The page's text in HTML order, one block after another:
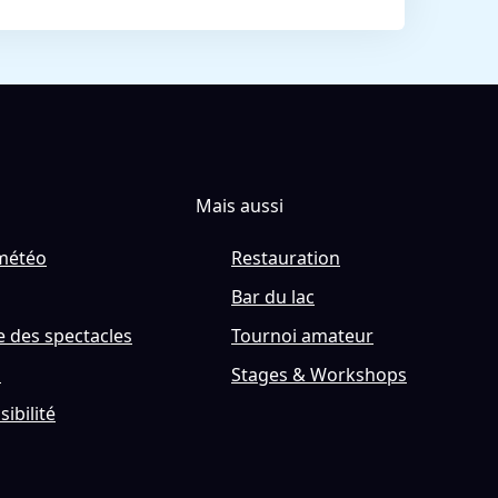
des spectacles
Mais aussi
Restauration
Bar du lac
Tournoi amateur
Stages & Workshops